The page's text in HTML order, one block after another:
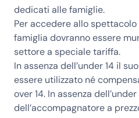
dedicati alle famiglie.
Per accedere allo
famiglia dovranno essere
settore a speciale tariffa.
In assenza dell’under 14 il
essere utilizzato né
over 14. In assenza
dell’accompagnatore a